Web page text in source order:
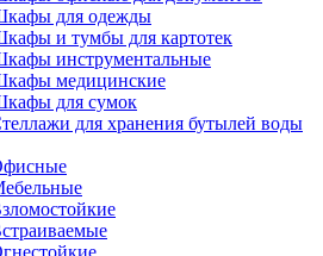
для одежды
и тумбы для картотек
инструментальные
медицинские
для сумок
для хранения бутылей воды